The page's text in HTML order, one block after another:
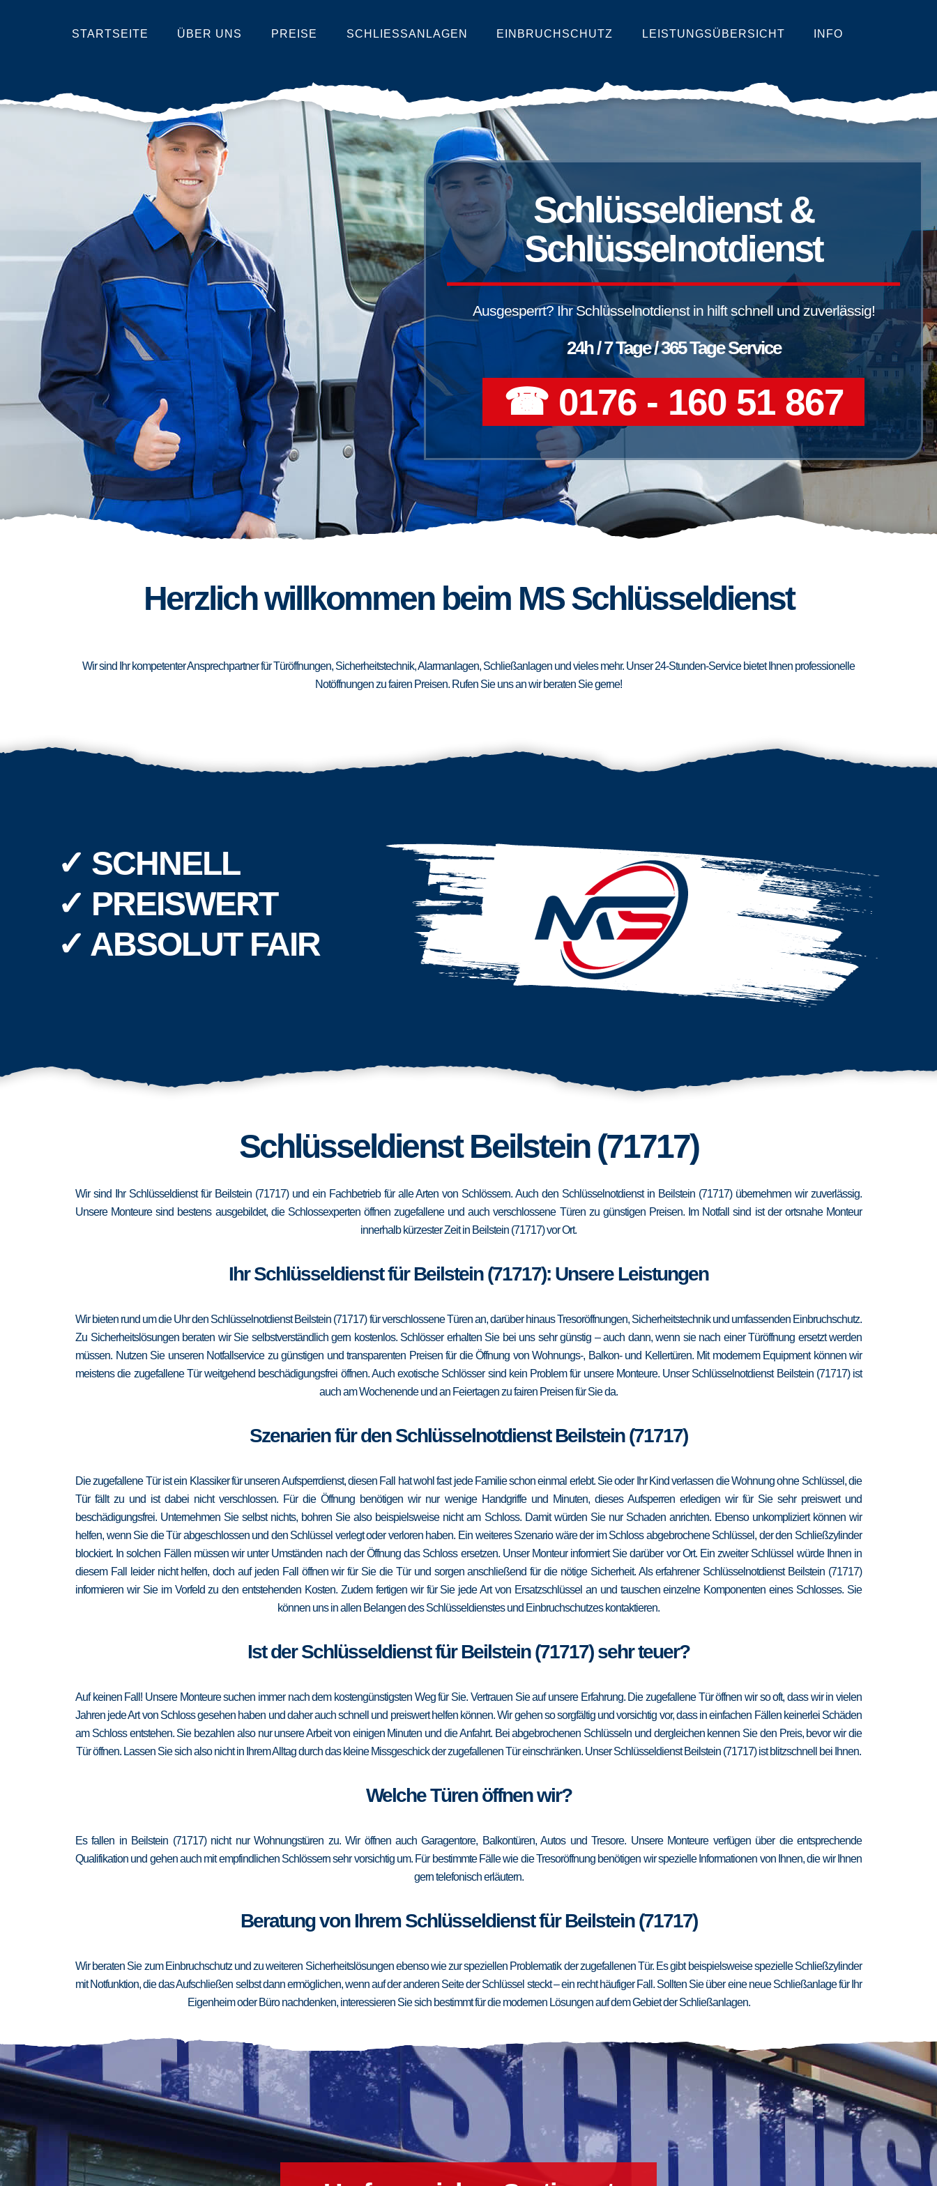
STARTSEITE ÜBER UNS PREISE SCHLIESSANLAGEN EINBRUCHSCHUTZ LEISTUNGSÜBERSICHT INFO
Schlüsseldienst &
Schlüsselnotdienst
Ausgesperrt? Ihr Schlüsselnotdienst in hilft schnell und zuverlässig!
24h / 7 Tage / 365 Tage Service
☎ 0176 - 160 51 867
Herzlich willkommen beim MS Schlüsseldienst
Wir sind Ihr kompetenter Ansprechpartner für Türöffnungen, Sicherheitstechnik, Alarmanlagen, Schließanlagen und vieles mehr. Unser 24-Stunden-Service bietet Ihnen professionelle
Notöffnungen zu fairen Preisen. Rufen Sie uns an wir beraten Sie gerne!
✓ SCHNELL
✓ PREISWERT
✓ ABSOLUT FAIR
Schlüsseldienst Beilstein (71717)
Wir sind Ihr Schlüsseldienst für Beilstein (71717) und ein Fachbetrieb für alle Arten von Schlössern. Auch den Schlüsselnotdienst in Beilstein (71717) übernehmen wir zuverlässig.
Unsere Monteure sind bestens ausgebildet, die Schlossexperten öffnen zugefallene und auch verschlossene Türen zu günstigen Preisen. Im Notfall sind ist der ortsnahe Monteur
innerhalb kürzester Zeit in Beilstein (71717) vor Ort.
Ihr Schlüsseldienst für Beilstein (71717): Unsere Leistungen
Wir bieten rund um die Uhr den Schlüsselnotdienst Beilstein (71717) für verschlossene Türen an, darüber hinaus Tresoröffnungen, Sicherheitstechnik und umfassenden Einbruchschutz.
Zu Sicherheitslösungen beraten wir Sie selbstverständlich gern kostenlos. Schlösser erhalten Sie bei uns sehr günstig – auch dann, wenn sie nach einer Türöffnung ersetzt werden
müssen. Nutzen Sie unseren Notfallservice zu günstigen und transparenten Preisen für die Öffnung von Wohnungs-, Balkon- und Kellertüren. Mit modernem Equipment können wir
meistens die zugefallene Tür weitgehend beschädigungsfrei öffnen. Auch exotische Schlösser sind kein Problem für unsere Monteure. Unser Schlüsselnotdienst Beilstein (71717) ist
auch am Wochenende und an Feiertagen zu fairen Preisen für Sie da.
Szenarien für den Schlüsselnotdienst Beilstein (71717)
Die zugefallene Tür ist ein Klassiker für unseren Aufsperrdienst, diesen Fall hat wohl fast jede Familie schon einmal erlebt. Sie oder Ihr Kind verlassen die Wohnung ohne Schlüssel, die
Tür fällt zu und ist dabei nicht verschlossen. Für die Öffnung benötigen wir nur wenige Handgriffe und Minuten, dieses Aufsperren erledigen wir für Sie sehr preiswert und
beschädigungsfrei. Unternehmen Sie selbst nichts, bohren Sie also beispielsweise nicht am Schloss. Damit würden Sie nur Schaden anrichten. Ebenso unkompliziert können wir
helfen, wenn Sie die Tür abgeschlossen und den Schlüssel verlegt oder verloren haben. Ein weiteres Szenario wäre der im Schloss abgebrochene Schlüssel, der den Schließzylinder
blockiert. In solchen Fällen müssen wir unter Umständen nach der Öffnung das Schloss ersetzen. Unser Monteur informiert Sie darüber vor Ort. Ein zweiter Schlüssel würde Ihnen in
diesem Fall leider nicht helfen, doch auf jeden Fall öffnen wir für Sie die Tür und sorgen anschließend für die nötige Sicherheit. Als erfahrener Schlüsselnotdienst Beilstein (71717)
informieren wir Sie im Vorfeld zu den entstehenden Kosten. Zudem fertigen wir für Sie jede Art von Ersatzschlüssel an und tauschen einzelne Komponenten eines Schlosses. Sie
können uns in allen Belangen des Schlüsseldienstes und Einbruchschutzes kontaktieren.
Ist der Schlüsseldienst für Beilstein (71717) sehr teuer?
Auf keinen Fall! Unsere Monteure suchen immer nach dem kostengünstigsten Weg für Sie. Vertrauen Sie auf unsere Erfahrung. Die zugefallene Tür öffnen wir so oft, dass wir in vielen
Jahren jede Art von Schloss gesehen haben und daher auch schnell und preiswert helfen können. Wir gehen so sorgfältig und vorsichtig vor, dass in einfachen Fällen keinerlei Schäden
am Schloss entstehen. Sie bezahlen also nur unsere Arbeit von einigen Minuten und die Anfahrt. Bei abgebrochenen Schlüsseln und dergleichen kennen Sie den Preis, bevor wir die
Tür öffnen. Lassen Sie sich also nicht in Ihrem Alltag durch das kleine Missgeschick der zugefallenen Tür einschränken. Unser Schlüsseldienst Beilstein (71717) ist blitzschnell bei Ihnen.
Welche Türen öffnen wir?
Es fallen in Beilstein (71717) nicht nur Wohnungstüren zu. Wir öffnen auch Garagentore, Balkontüren, Autos und Tresore. Unsere Monteure verfügen über die entsprechende
Qualifikation und gehen auch mit empfindlichen Schlössern sehr vorsichtig um. Für bestimmte Fälle wie die Tresoröffnung benötigen wir spezielle Informationen von Ihnen, die wir Ihnen
gern telefonisch erläutern.
Beratung von Ihrem Schlüsseldienst für Beilstein (71717)
Wir beraten Sie zum Einbruchschutz und zu weiteren Sicherheitslösungen ebenso wie zur speziellen Problematik der zugefallenen Tür. Es gibt beispielsweise spezielle Schließzylinder
mit Notfunktion, die das Aufschließen selbst dann ermöglichen, wenn auf der anderen Seite der Schlüssel steckt – ein recht häufiger Fall. Sollten Sie über eine neue Schließanlage für Ihr
Eigenheim oder Büro nachdenken, interessieren Sie sich bestimmt für die modernen Lösungen auf dem Gebiet der Schließanlagen.